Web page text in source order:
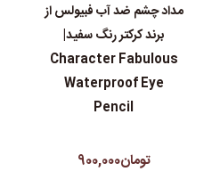
مداد چشم ضد آب فبیولس از
برند کرکتر رنگ سفید|
Character Fabulous
Waterproof Eye
Pencil
تومان900,000